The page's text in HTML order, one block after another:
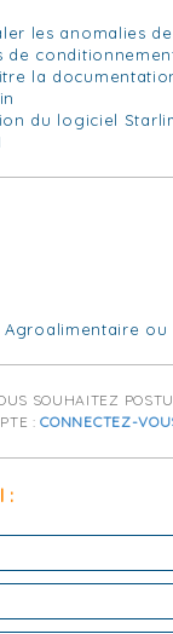
les anomalies
de
la
du logiciel
ou
SOUHAITEZ
:CONNECTEZ-
: